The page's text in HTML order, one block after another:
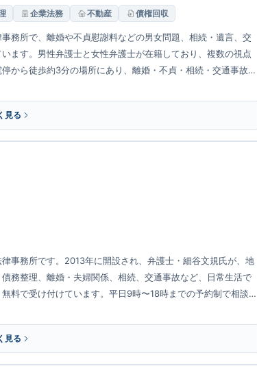
企業法務 不動産 債権回収
務所で、離婚や不貞慰謝料などの男女問題、相続・遺言、交
ます。男性弁護士と女性弁護士が在籍しており、複数の視点
から徒歩約3分の場所にあり、離婚・不貞・相続・交通事故に
見る
事務所です。2013年に開設され、弁護士・細谷文規氏が、地
務整理、離婚・夫婦関係、相続、交通事故など、日常生活で
料で受け付けています。平日9時〜18時までの予約制で相談を
見る